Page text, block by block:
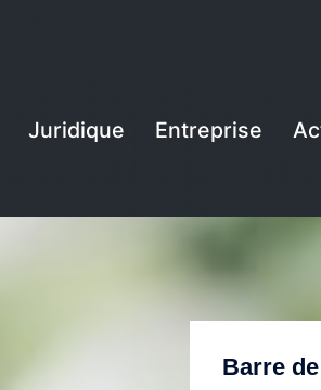
Juridique Entreprise
Barre